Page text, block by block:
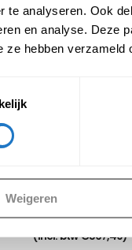
te analyseren. Ook
en analyse. Deze
ze hebben
Weigeren
Lockerkast zwart 10
2 kolommen
€469,00
(Incl. btw€567,49)